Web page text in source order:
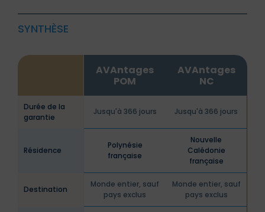
SYNTHÈSE
AVAntages
POM
AVAntages
NC
Durée de la
garantie
Jusqu'à 366 jours Jusqu'à 366 jours
Résidence
Polynésie
française
Nouvelle
Calédonie
française
Destination
Monde entier, sauf
pays exclus
Monde entier, sauf
pays exclus